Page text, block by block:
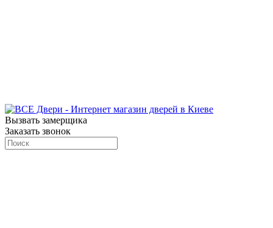
Вызвать замерщика
Заказать звонок